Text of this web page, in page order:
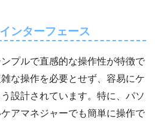
ンターフェース
ンプルで直感的な操作性が特徴で
な操作を必要とせず、容易にケ
設計されています。特に、パソ
アマネジャーでも簡単に操作で